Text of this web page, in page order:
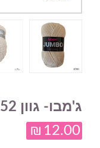
ג'מבו- גוון 4052- צבע גוף
₪ 12.00